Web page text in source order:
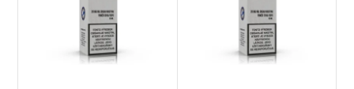
Abecedně